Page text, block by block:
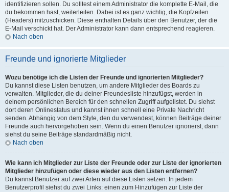
identifizieren sollen. Du solltest einem Administrator die komplette E-Mail, die
du bekommen hast, weiterleiten. Dabei ist es ganz wichtig, die Kopfzeilen
(Headers) mitzuschicken. Diese enthalten Details über den Benutzer, der die
E-Mail verschickt hat. Der Administrator kann dann entsprechend reagieren.
Nach oben
Freunde und ignorierte Mitglieder
Wozu benötige ich die Listen der Freunde und ignorierten Mitglieder?
Du kannst diese Listen benutzen, um andere Mitglieder des Boards zu
verwalten. Mitglieder, die du deiner Freundesliste hinzufügst, werden in
deinem persönlichen Bereich für den schnellen Zugriff aufgelistet. Du siehst
dort deren Onlinestatus und kannst ihnen schnell eine Private Nachricht
senden. Abhängig von dem Style, den du verwendest, können Beiträge deiner
Freunde auch hervorgehoben sein. Wenn du einen Benutzer ignorierst, dann
siehst du seine Beiträge standardmäßig nicht.
Nach oben
Wie kann ich Mitglieder zur Liste der Freunde oder zur Liste der ignorierten
Mitglieder hinzufügen oder diese wieder aus den Listen entfernen?
Du kannst Benutzer auf zwei Arten auf diese Listen setzen: In jedem
Benutzerprofil siehst du zwei Links: einen zum Hinzufügen zur Liste der